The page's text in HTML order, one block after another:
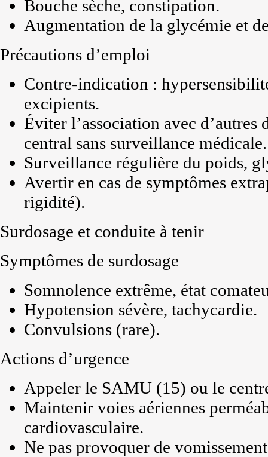
Bouche sèche, constipation.
Augmentation de la glycémie et
Précautions d’emploi
Contre-indication :
excipients.
Éviter l’association avec d’autres
central sans surveillance médicale.
Surveillance régulière du poids,
Avertir en cas de symptômes
rigidité).
Surdosage et conduite à tenir
Symptômes de surdosage
Somnolence extrême, état
Hypotension sévère, tachycardie.
Convulsions (rare).
Actions d’urgence
Appeler le SAMU (15) ou le
Maintenir voies aériennes
cardiovasculaire.
Ne pas provoquer de